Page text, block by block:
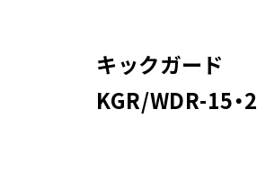
キックガード
KGR/WDR-15・